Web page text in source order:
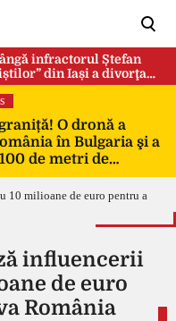
infractorul Ștefan
din Iași a divorţat
O dronă a
în Bulgaria şi a
de metri de
influencerii
de euro
România